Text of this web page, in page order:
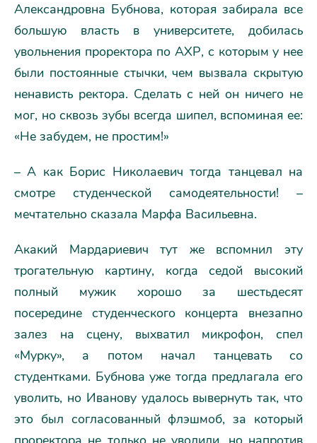
Александровна Бубнова, которая забирала все
большую власть в университете, добилась
увольнения проректора по АХР, с которым у нее
были постоянные стычки, чем вызвала скрытую
ненависть ректора. Сделать с ней он ничего не
мог, но сквозь зубы всегда шипел, вспоминая ее:
«Не забудем, не простим!»
– А как Борис Николаевич тогда танцевал на
смотре студенческой самодеятельности! –
мечтательно сказала Марфа Васильевна.
Акакий Мардариевич тут же вспомнил эту
трогательную картину, когда седой высокий
полный мужик хорошо за шестьдесят
посередине студенческого концерта внезапно
залез на сцену, выхватил микрофон, спел
«Мурку», а потом начал танцевать со
студентками. Бубнова уже тогда предлагала его
уволить, но Иванову удалось вывернуть так, что
это был согласованный флэшмоб, за который